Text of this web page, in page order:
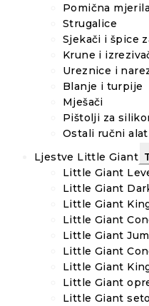
Pomična mjerila
Strugalice
Sjekači i špice
Krune i
Ureznice i
Blanje i turpije
Mješači
Pištolji za
Ostali ručni alat
Ljestve Little Giant
Little Giant
Little Giant
Little Giant
Little Giant
Little Giant
Little Giant
Little Giant
Little Giant
Little Giant